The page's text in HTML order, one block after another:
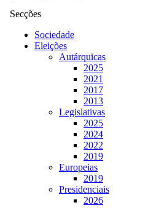
Secções
Sociedade
Eleições
Autárquicas
2025
2021
2017
2013
Legislativas
2025
2024
2022
2019
Europeias
2019
Presidenciais
2026